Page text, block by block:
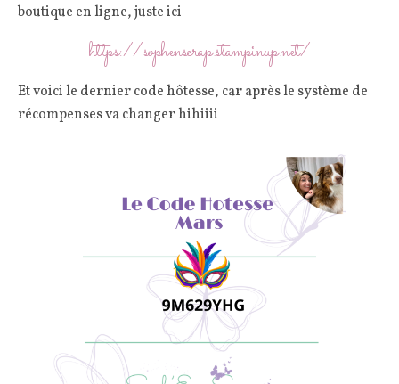
boutique en ligne, juste ici
https://sophenscrap.stampinup.net/
Et voici le dernier code hôtesse, car après le système de
récompenses va changer hihiiii